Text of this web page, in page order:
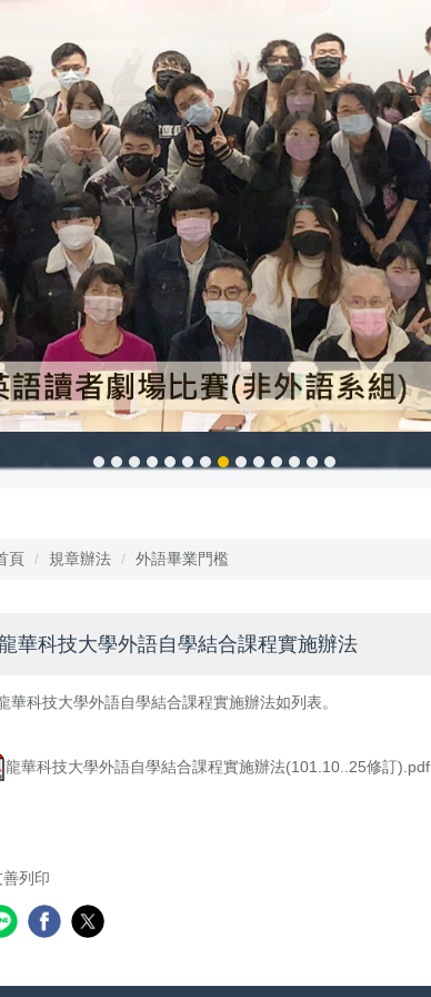
頁 規章辦法 外語畢業門檻
華科技大學外語自學結合課程實施辦法
華科技大學外語自學結合課程實施辦法如列表。
龍華科技大學外語自學結合課程實施辦法(101.10..25修訂).pdf
善列印